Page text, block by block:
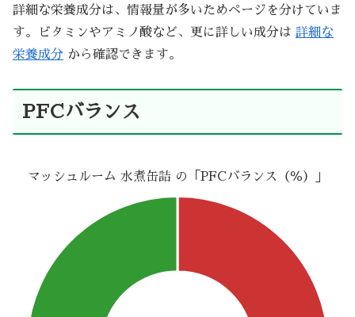
詳細な栄養成分は、情報量が多いためページを分けていま
す。ビタミンやアミノ酸など、更に詳しい成分は 詳細な
栄養成分 から確認できます。
PFCバランス
マッシュルーム 水煮缶詰 の「PFCバランス（％）」